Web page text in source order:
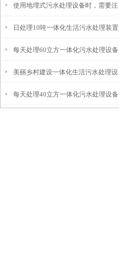
使用地埋式污水处理设备时，需要注
意以下事项
日处理10吨一体化生活污水处理装置
每天处理60立方一体化污水处理设备
美丽乡村建设一体化生活污水处理设
备
每天处理40立方一体化污水处理设备